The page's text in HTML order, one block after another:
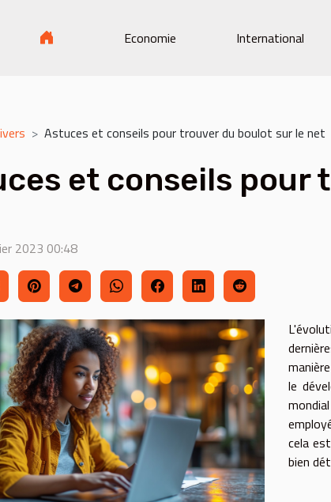
Economie International
Astuces et conseils pour trouver du boulot sur le net
et conseils pour
2023 00:48
le
cela
bien